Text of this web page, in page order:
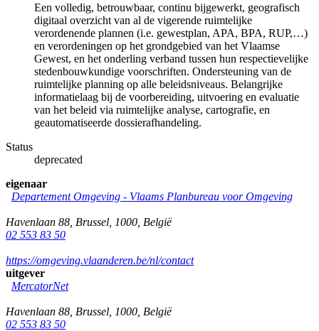
Een volledig, betrouwbaar, continu bijgewerkt, geografisch
digitaal overzicht van al de vigerende ruimtelijke
verordenende plannen (i.e. gewestplan, APA, BPA, RUP,…)
en verordeningen op het grondgebied van het Vlaamse
Gewest, en het onderling verband tussen hun respectievelijke
stedenbouwkundige voorschriften. Ondersteuning van de
ruimtelijke planning op alle beleidsniveaus. Belangrijke
informatielaag bij de voorbereiding, uitvoering en evaluatie
van het beleid via ruimtelijke analyse, cartografie, en
geautomatiseerde dossierafhandeling.
Status
deprecated
eigenaar
Departement Omgeving - Vlaams Planbureau voor Omgeving
Havenlaan 88 Brussel 1000 België
02 553 83 50
https://omgeving.vlaanderen.be/nl/contact
uitgever
MercatorNet
Havenlaan 88 Brussel 1000 België
02 553 83 50